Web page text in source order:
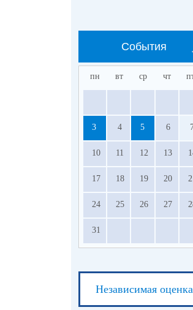
События
пн вт ср чт
3 4 5 6
10 11 12 13
17 18 19 20
24 25 26 27
31
Независимая